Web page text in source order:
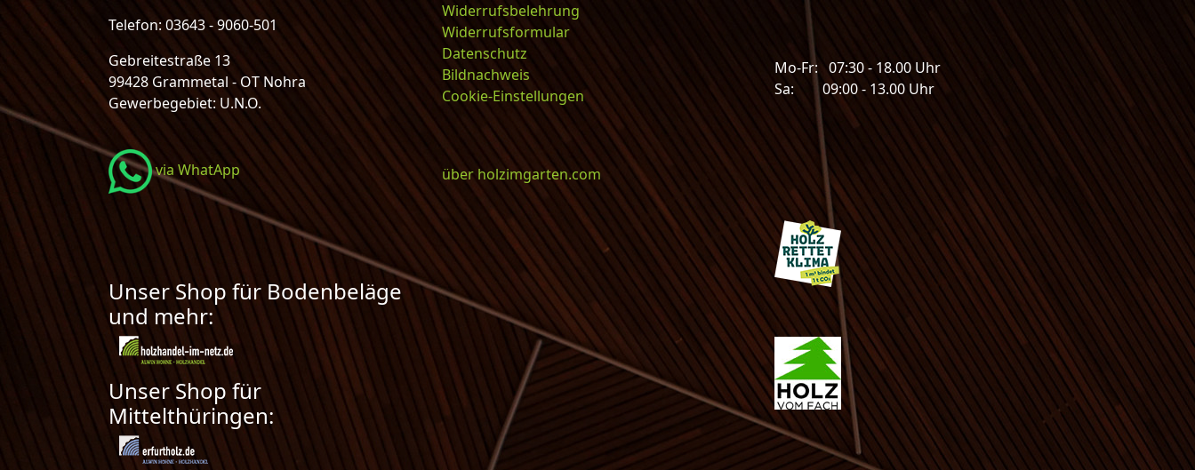
Telefon: 03643 - 9060-501
Gebreitestraße 13
99428 Grammetal - OT Nohra
Gewerbegebiet: U.N.O.
via WhatApp
Unser Shop für Bodenbeläge
und mehr:
Unser Shop für
Mittelthüringen:
Widerrufsbelehrung
Widerrufsformular
Datenschutz
Bildnachweis
Cookie-Einstellungen
über holzimgarten.com
Mo-Fr: 07:30 - 18.00 Uhr
Sa: 09:00 - 13.00 Uhr